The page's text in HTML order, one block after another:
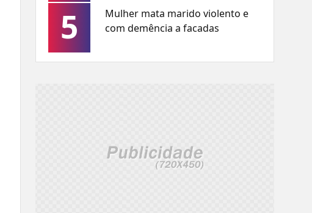
5
Mulher mata marido violento e
com demência a facadas